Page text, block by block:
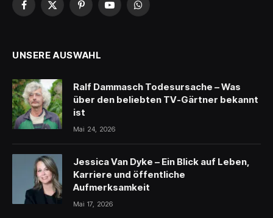
Facebook
X
PinterestYouTubeWhatsApp
UNSERE AUSWAHL
Ralf Dammasch Todesursache – Was
über den beliebten TV-Gärtner bekannt
ist
Mai 24, 2026
Jessica Van Dyke – Ein Blick auf Leben,
Karriere und öffentliche
Aufmerksamkeit
Mai 17, 2026